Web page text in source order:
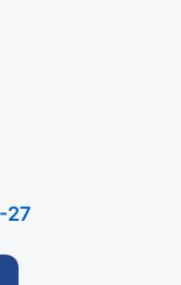
27